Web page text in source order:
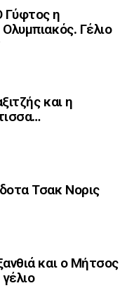
η
Γέλιο
και η
Τσακ Νορις
και ο Μήτσος